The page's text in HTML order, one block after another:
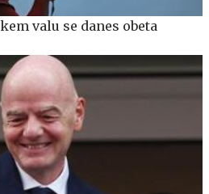
valu se danes obeta